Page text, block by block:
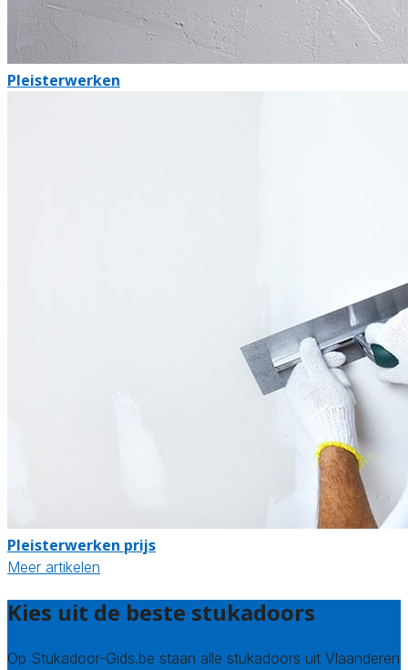
Pleisterwerken
Pleisterwerken prijs
Meer artikelen
Kies uit de beste stukadoors
Op Stukadoor-Gids.be staan alle stukadoors uit Vlaanderen